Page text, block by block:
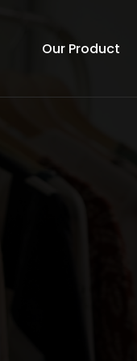
Our Product